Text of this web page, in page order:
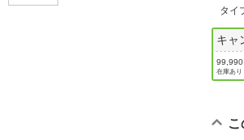
タイ
キャ
99,990
在庫あり